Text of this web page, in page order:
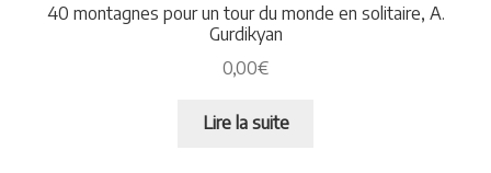
40 montagnes pour un tour du monde en solitaire, A.
Gurdikyan
0,00€
Lire la suite